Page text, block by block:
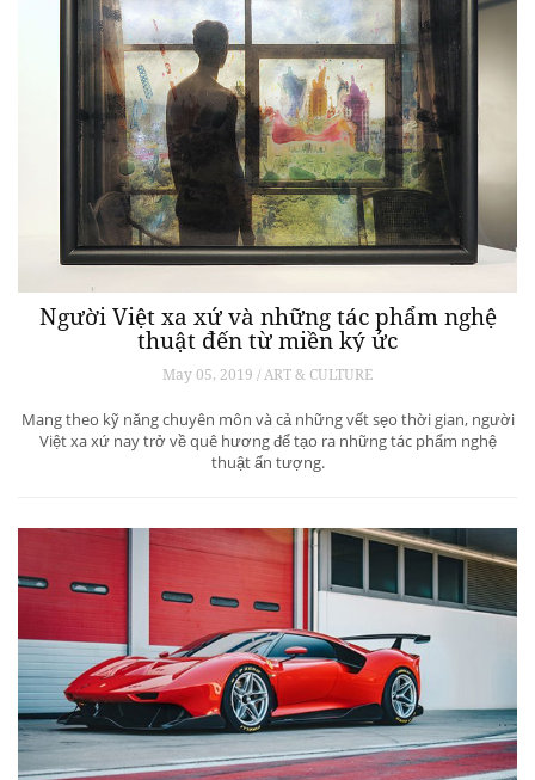
Người Việt xa xứ và những tác phẩm nghệ
thuật đến từ miền ký ức
May 05, 2019 / ART & CULTURE
Mang theo kỹ năng chuyên môn và cả những vết sẹo thời gian, người
Việt xa xứ nay trở về quê hương để tạo ra những tác phẩm nghệ
thuật ấn tượng.